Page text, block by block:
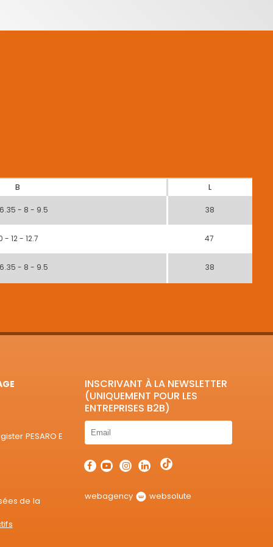
B
L
- 8 - 9.5 38
- 12 - 12.7 47
- 8 - 9.5 38
PESARO E
de la
INSCRIVANT À LA NEWSLETTER
(UNIQUEMENT POUR LES
ENTREPRISES B2B)
webagency websolute